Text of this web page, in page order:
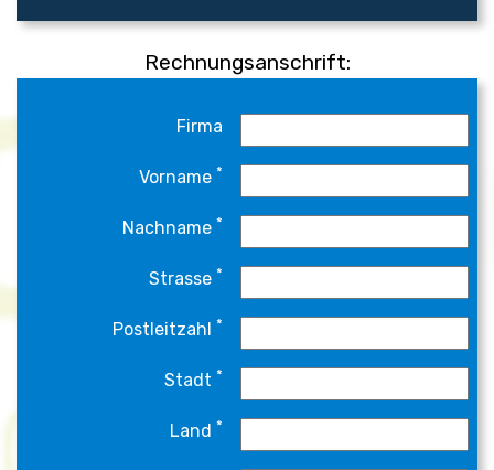
Rechnungsanschrift:
Firma
Vorname *
Nachname *
Strasse *
Postleitzahl *
Stadt *
Land *